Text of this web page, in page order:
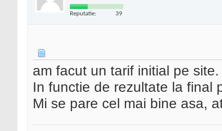
Reputatie: 39
am facut un tarif initial pe site.
In functie de rezultate la final
Mi se pare cel mai bine asa,